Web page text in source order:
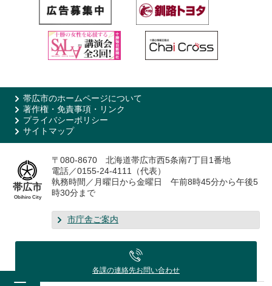
帯広市のホームページについて
著作権・免責事項・リンク
プライバシーポリシー
サイトマップ
帯広市
Obihiro City
〒080-8670 北海道帯広市西5条南7丁目1番地
電話／0155-24-4111（代表）
執務時間／月曜日から金曜日 午前8時45分から午後5
時30分まで
市庁舎ご案内
各課の連絡先お問い合わせ